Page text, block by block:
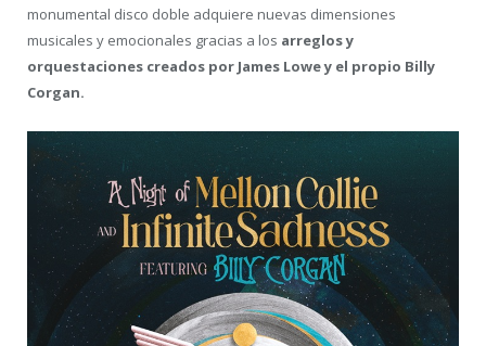
monumental disco doble adquiere nuevas dimensiones
musicales y emocionales gracias a los arreglos y
orquestaciones creados por James Lowe y el propio Billy
Corgan.